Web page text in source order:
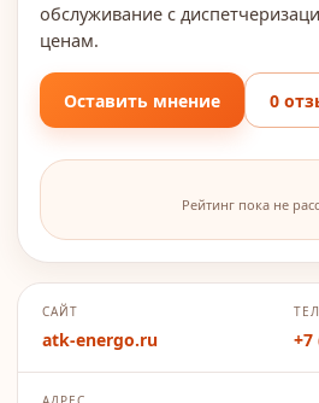
обслуживание с
ценам.
Оставить мнение 0
Рейтинг пока не
САЙТ
atk-energo.ru +7